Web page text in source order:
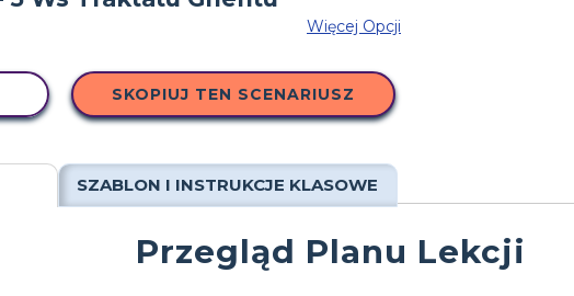
Więcej Opcji
SKOPIUJ TEN SCENARIUSZ
SZABLON I INSTRUKCJE KLASOWE
Przegląd Planu Lekcji